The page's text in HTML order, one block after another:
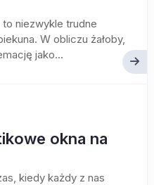
niezwykle trudne
W obliczu żałoby,
jako...
okna na
kiedy każdy z nas